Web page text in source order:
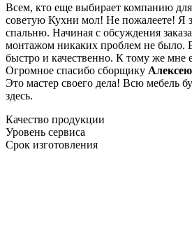
Всем, кто еще выбирает компанию
советую Кухни мол! Не пожалеете! Я
спальню. Начиная с обсуждения
монтажом никаких проблем не было.
быстро и качественно. К тому же мне
Огромное спасибо сборщику Алексею
Это мастер своего дела! Всю мебель
здесь.
Качество продукции
Уровень сервиса
Срок изготовления